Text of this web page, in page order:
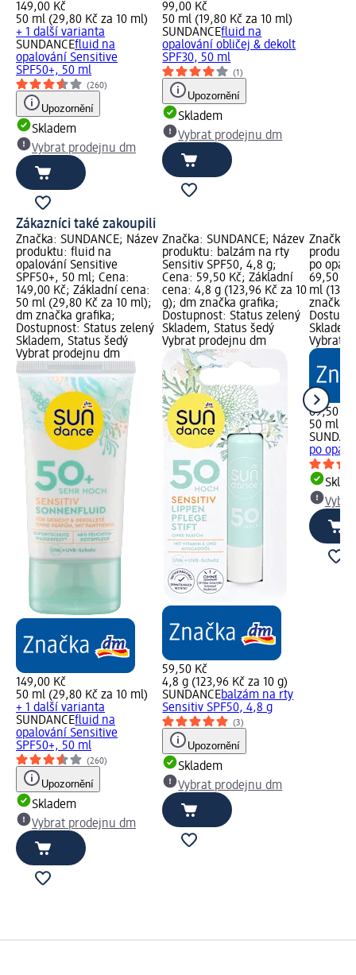
149,00 Kč
50 ml (29,80 Kč za 10 ml)
+ 1 další varianta
SUNDANCEfluid na
opalování Sensitive
SPF50+, 50 ml
(260)
Upozornění
Skladem
Vybrat prodejnu dm
99,00 Kč
50 ml (19,80 Kč za 10 ml)
SUNDANCEfluid na
opalování obličej & dekolt
SPF30, 50 ml
(1)
Upozornění
Skladem
Vybrat prodejnu dm
Zákazníci také zakoupili
Značka: SUNDANCE; Název
produktu: fluid na
opalování Sensitive
SPF50+, 50 ml; Cena:
149,00 Kč; Základní cena:
50 ml (29,80 Kč za 10 ml);
dm značka grafika;
Dostupnost: Status zelený
Skladem, Status šedý
Vybrat prodejnu dm
149,00 Kč
50 ml (29,80 Kč za 10 ml)
+ 1 další varianta
SUNDANCEfluid na
opalování Sensitive
SPF50+, 50 ml
(260)
Upozornění
Skladem
Vybrat prodejnu dm
Značka: SUNDANCE; Název
produktu: balzám na rty
Sensitiv SPF50, 4,8 g;
Cena: 59,50 Kč; Základní
cena: 4,8 g (123,96 Kč za 10
g); dm značka grafika;
Dostupnost: Status zelený
Skladem, Status šedý
Vybrat prodejnu dm
59,50 Kč
4,8 g (123,96 Kč za 10 g)
SUNDANCEbalzám na rty
Sensitiv SPF50, 4,8 g
(3)
Upozornění
Skladem
Vybrat prodejnu dm
Značka:
po
69,50
ml
značka
Vybrat
69,50 Kč
50 ml
po